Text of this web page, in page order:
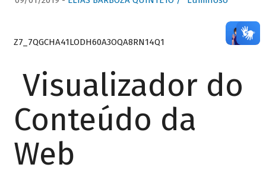
Z7_7QGCHA41LODH60A3OQA8RN14Q1
Visualizador do
Conteúdo da
Web